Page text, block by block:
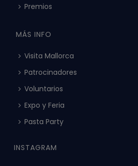
Premios
MÁS INFO
Visita Mallorca
Patrocinadores
Voluntarios
Expo y Feria
Pasta Party
INSTAGRAM